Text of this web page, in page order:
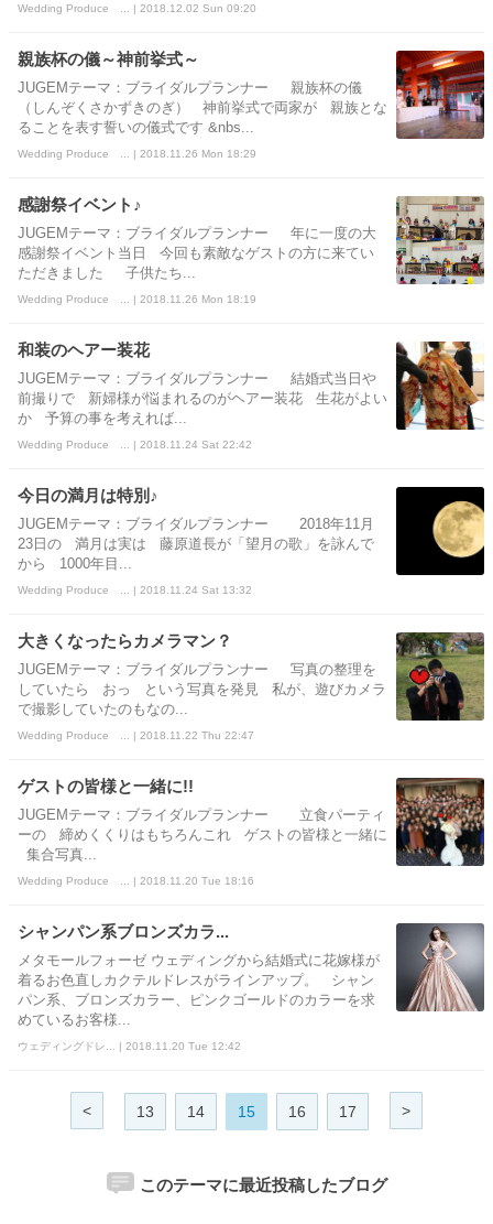
Wedding Produce ... | 2018.12.02 Sun 09:20
親族杯の儀～神前挙式～
JUGEMテーマ：ブライダルプランナー 親族杯の儀
（しんぞくさかずきのぎ） 神前挙式で両家が 親族とな
ることを表す誓いの儀式です &nbs...
Wedding Produce ... | 2018.11.26 Mon 18:29
感謝祭イベント♪
JUGEMテーマ：ブライダルプランナー 年に一度の大
感謝祭イベント当日 今回も素敵なゲストの方に来てい
ただきました 子供たち...
Wedding Produce ... | 2018.11.26 Mon 18:19
和装のヘアー装花
JUGEMテーマ：ブライダルプランナー 結婚式当日や
前撮りで 新婦様が悩まれるのがヘアー装花 生花がよい
か 予算の事を考えれば...
Wedding Produce ... | 2018.11.24 Sat 22:42
今日の満月は特別♪
JUGEMテーマ：ブライダルプランナー 2018年11月
23日の 満月は実は 藤原道長が「望月の歌」を詠んで
から 1000年目...
Wedding Produce ... | 2018.11.24 Sat 13:32
大きくなったらカメラマン？
JUGEMテーマ：ブライダルプランナー 写真の整理を
していたら おっ という写真を発見 私が、遊びカメラ
で撮影していたのもなの...
Wedding Produce ... | 2018.11.22 Thu 22:47
ゲストの皆様と一緒に!!
JUGEMテーマ：ブライダルプランナー 立食パーティ
ーの 締めくくりはもちろんこれ ゲストの皆様と一緒に
集合写真...
Wedding Produce ... | 2018.11.20 Tue 18:16
シャンパン系ブロンズカラ...
メタモールフォーゼ ウェディングから結婚式に花嫁様が
着るお色直しカクテルドレスがラインアップ。 シャン
パン系、ブロンズカラー、ピンクゴールドのカラーを求
めているお客様...
ウェディングドレ... | 2018.11.20 Tue 12:42
< 13 14 15 16 17 >
このテーマに最近投稿したブログ